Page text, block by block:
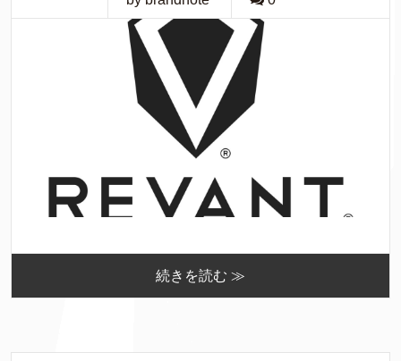
続きを読む ≫